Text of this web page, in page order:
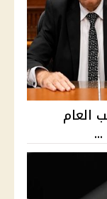
النائب العام